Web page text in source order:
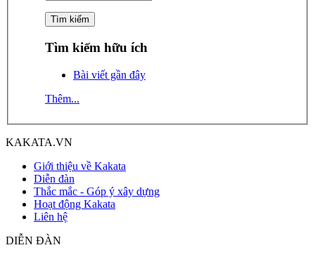
Tìm kiếm hữu ích
Bài viết gần đây
Thêm...
KAKATA.VN
Giới thiệu về Kakata
Diễn đàn
Thắc mắc - Góp ý xây dựng
Hoạt động Kakata
Liên hệ
DIỄN ĐÀN